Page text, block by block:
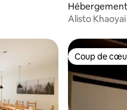
Hébergement
Alisto Khaoyai
Coup de
Coup de